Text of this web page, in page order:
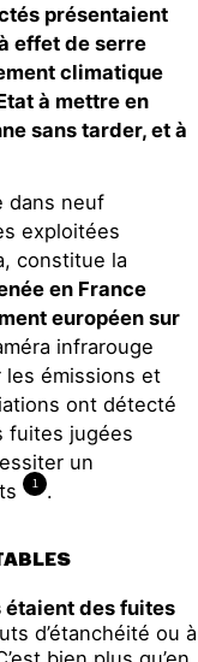
présentaient
effet de serre
climatique
à mettre en
sans tarder, et à
dans neuf
exploitées
constitue la
en France
européen sur
infrarouge
les émissions et
ont détecté
fuites jugées
un
1 .
étaient des fuites
d’étanchéité ou à